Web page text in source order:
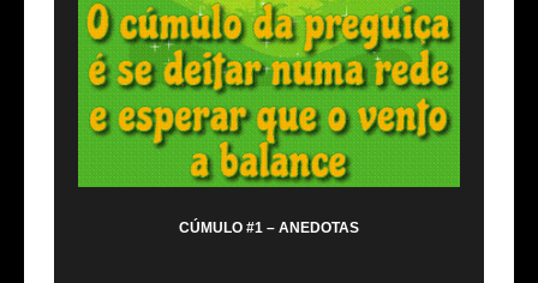
CÚMULO #1 – ANEDOTAS